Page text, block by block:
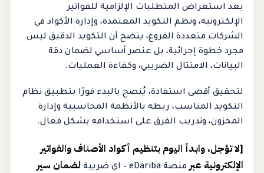
بعد استعراض المتطلبات الإلزامية للفواتير
الإلكترونية، ونظم التكويد المعتمدة، وإدارة الأكواد في
الشركات متعددة الفروع، يتضح أن التكويد الدقيق ليس
مجرد خطوة إجرائية، بل عنصر أساسي لضمان دقة
البيانات، الامتثال الضريبي، وكفاءة العمليات.
لتحقيق أقصى استفادة، يُنصح بالبدء فورًا بتطبيق نظام
التكويد المناسب، ربطه بالأنظمة المحاسبية وإدارة
المخزون، وتدريب الفرق على استخدامه بشكل فعال.
[لا تؤجل، وابدأ اليوم بتنظيم أكواد الأصناف والفواتير
الإلكترونية عبر منصة eDariba – اي ضريبة
لضمان سير